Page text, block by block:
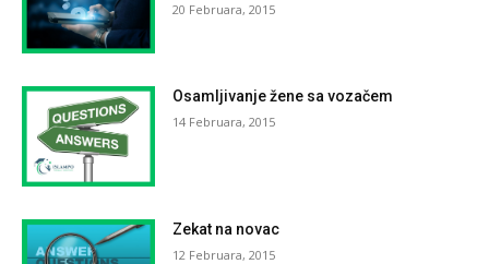
20 Februara, 2015
Osamljivanje žene sa vozačem
14 Februara, 2015
Zekat na novac
12 Februara, 2015